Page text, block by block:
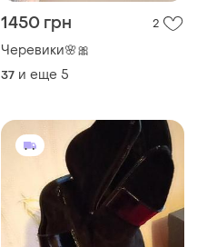
1450 грн 2
Черевики🌸🎀
37 и еще 5